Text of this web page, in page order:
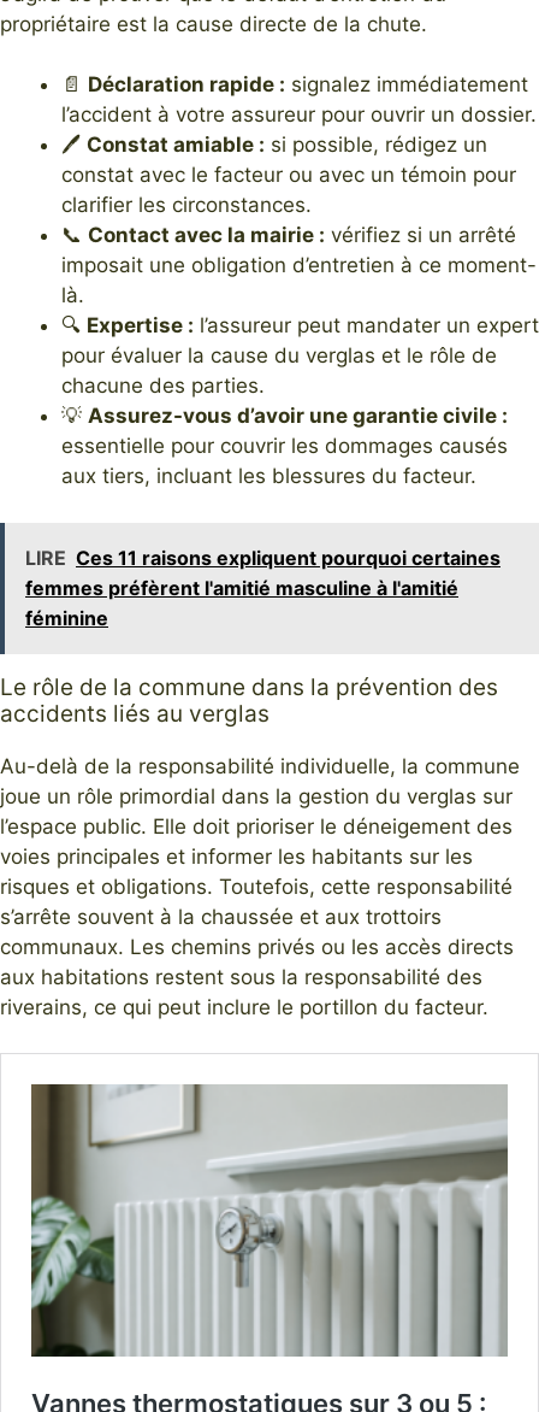
propriétaire est la cause directe de la chute.
📄 Déclaration rapide : signalez immédiatement
l’accident à votre assureur pour ouvrir un dossier.
🖊 Constat amiable : si possible, rédigez un
constat avec le facteur ou avec un témoin pour
clarifier les circonstances.
📞 Contact avec la mairie : vérifiez si un arrêté
imposait une obligation d’entretien à ce moment-
là.
🔍 Expertise : l’assureur peut mandater un expert
pour évaluer la cause du verglas et le rôle de
chacune des parties.
💡 Assurez-vous d’avoir une garantie civile :
essentielle pour couvrir les dommages causés
aux tiers, incluant les blessures du facteur.
LIRE Ces 11 raisons expliquent pourquoi certaines
femmes préfèrent l'amitié masculine à l'amitié
féminine
Le rôle de la commune dans la prévention des
accidents liés au verglas
Au-delà de la responsabilité individuelle, la commune
joue un rôle primordial dans la gestion du verglas sur
l’espace public. Elle doit prioriser le déneigement des
voies principales et informer les habitants sur les
risques et obligations. Toutefois, cette responsabilité
s’arrête souvent à la chaussée et aux trottoirs
communaux. Les chemins privés ou les accès directs
aux habitations restent sous la responsabilité des
riverains, ce qui peut inclure le portillon du facteur.